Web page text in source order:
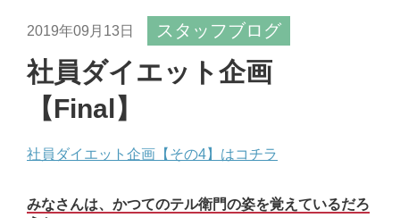
2019年09月13日 スタッフブログ
社員ダイエット企画
【Final】
社員ダイエット企画【その4】はコチラ
みなさんは、かつてのテル衛門の姿を覚えているだろ